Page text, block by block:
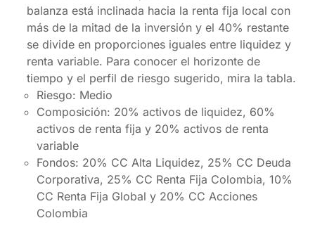
balanza está inclinada hacia la renta fija local con
más de la mitad de la inversión y el 40% restante
se divide en proporciones iguales entre liquidez y
renta variable. Para conocer el horizonte de
tiempo y el perfil de riesgo sugerido, mira la tabla.
Riesgo: Medio
Composición: 20% activos de liquidez, 60%
activos de renta fija y 20% activos de renta
variable
Fondos: 20% CC Alta Liquidez, 25% CC Deuda
Corporativa, 25% CC Renta Fija Colombia, 10%
CC Renta Fija Global y 20% CC Acciones
Colombia